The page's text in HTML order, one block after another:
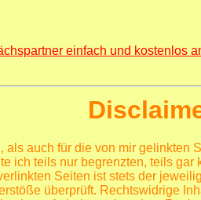
auch für die von mir gelinkten
ich teils nur begrenzten, teils
Seiten ist stets der
überprüft. Rechtswidrige